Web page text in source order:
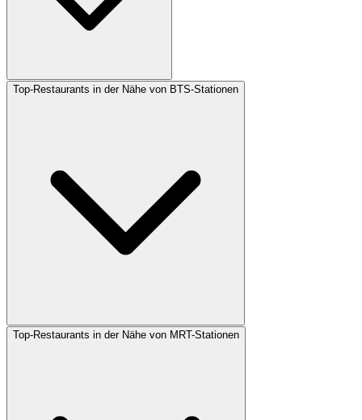
Top-Restaurants in der Nähe von BTS-Stationen
Top-Restaurants in der Nähe von MRT-Stationen